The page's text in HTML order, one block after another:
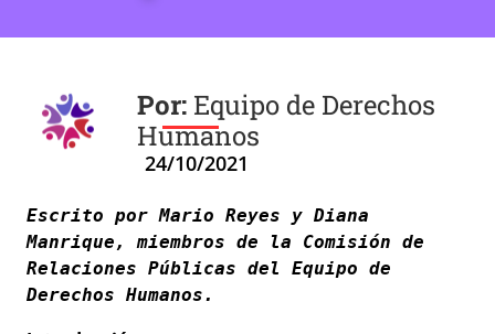
Equipo de Derechos
Humanos
Escrito por Mario Reyes y Diana
Manrique, miembros de la Comisión de
Relaciones Públicas del Equipo de
24/10/2021